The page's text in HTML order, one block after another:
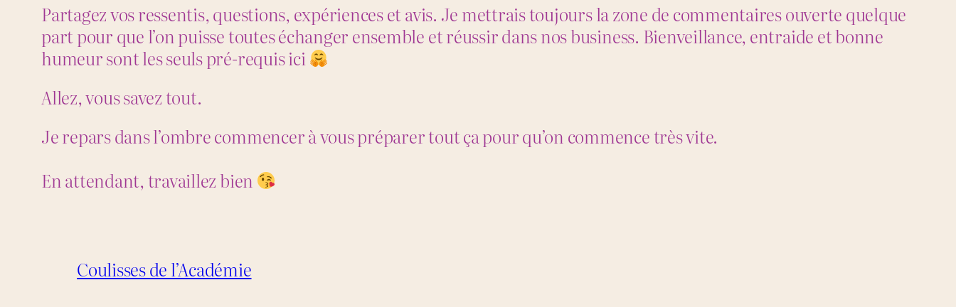
Partagez vos ressentis, questions, expériences et avis. Je mettrais toujours la zone de commentaires ouverte quelque
part pour que l’on puisse toutes échanger ensemble et réussir dans nos business. Bienveillance, entraide et bonne
humeur sont les seuls pré-requis ici
Allez, vous savez tout.
Je repars dans l’ombre commencer à vous préparer tout ça pour qu’on commence très vite.
En attendant, travaillez bien
Coulisses de l’Académie